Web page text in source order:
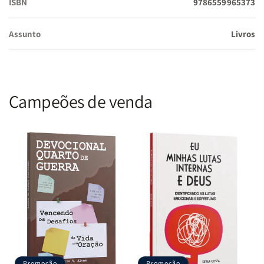
Assunto Livros
Campeões de venda